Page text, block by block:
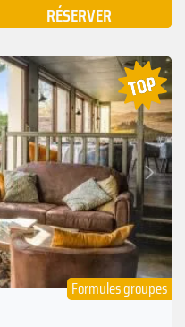
RÉSERVER
Suivant
Formules groupes